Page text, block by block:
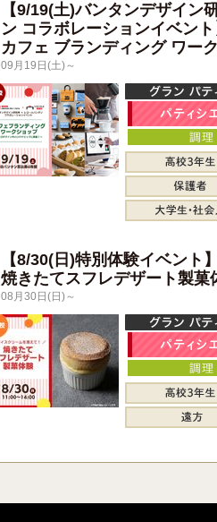
【9/19(土)バンタンデザイン
ン コラボレーションイベン
カフェ ブランディング ワー
09月19日(土)～
【8/30(日)特別体験イベント
焼きたてスフレデザート製菓
08月30日(日)～